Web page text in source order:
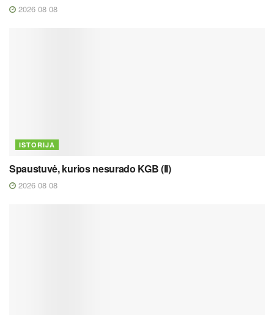
2026 08 08
ISTORIJA
Spaustuvė, kurios nesurado KGB (II)
2026 08 08